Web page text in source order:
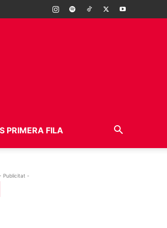
PRIMERA FILA
Publicitat -